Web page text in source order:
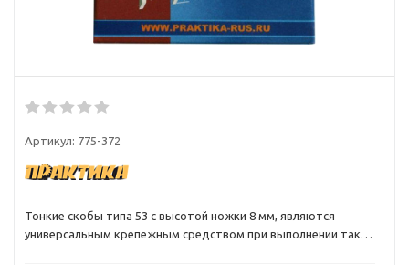
Артикул: 775-372
Тонкие скобы типа 53 с высотой ножки 8 мм, являются
универсальным крепежным средством при выполнении таких